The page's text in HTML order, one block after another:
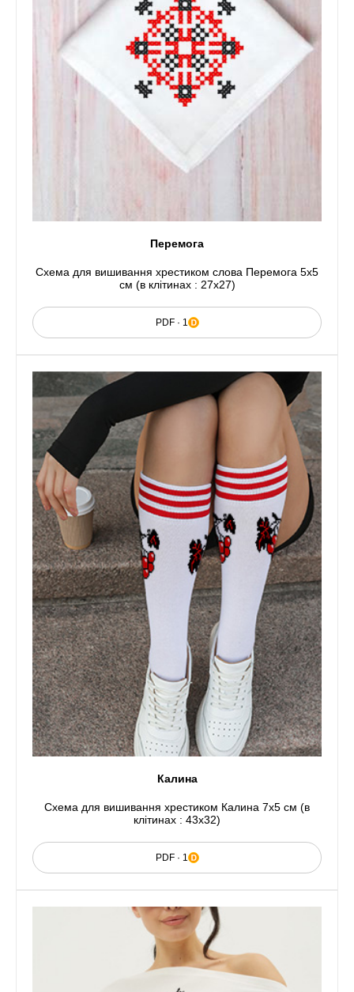
Перемога
Схема для вишивання хрестиком слова Перемога 5x5
см (в клітинах : 27x27)
PDF · 1
Калина
Схема для вишивання хрестиком Калина 7x5 см (в
клітинах : 43x32)
PDF · 1